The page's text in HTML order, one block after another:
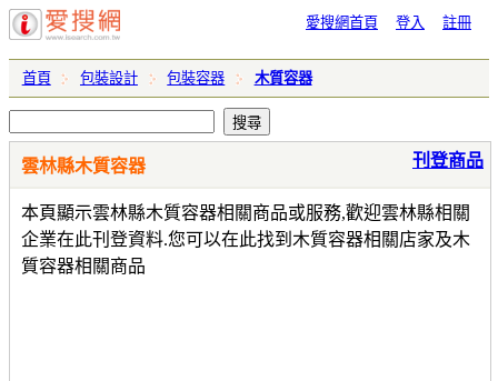
愛搜網首頁 登入 註冊
首頁 包裝設計 包裝容器 木質容器
雲林縣木質容器
本頁顯示雲林縣木質容器相關商品或服務,歡迎雲林縣相關
企業在此刊登資料.您可以在此找到木質容器相關店家及木
質容器相關商品
刊登商品